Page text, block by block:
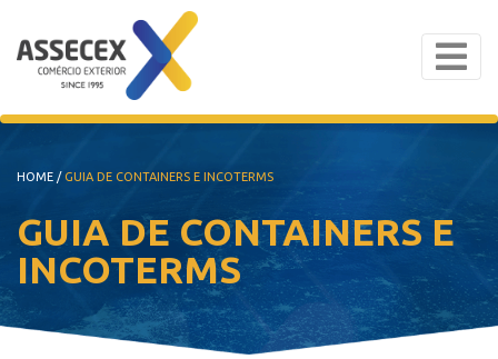
HOME / GUIA DE CONTAINERS E INCOTERMS
GUIA DE CONTAINERS E
INCOTERMS